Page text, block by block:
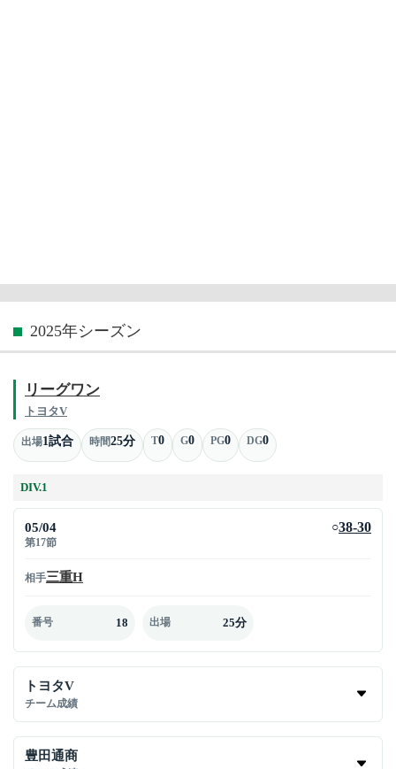
2025年シーズン
リーグワン
トヨタV
出場1試合 時間25分 T0 G0 PG0 DG0
DIV.1
05/04
第17節
○38-30
相手三重H
番号 18 出場 25分
トヨタV
チーム成績
豊田通商